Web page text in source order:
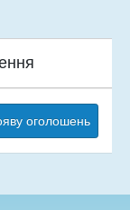
оголошень